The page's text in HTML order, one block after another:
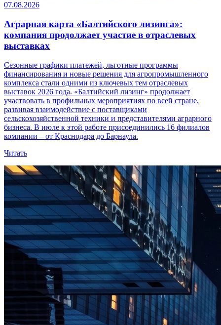
07.08.2026
Аграрная карта «Балтийского лизинга»:
компания продолжает участие в отраслевых
выставках
Сезонные графики платежей, льготные программы
финансирования и новые решения для агропромышленного
комплекса стали одними из ключевых тем отраслевых
выставок 2026 года. «Балтийский лизинг» продолжает
участвовать в профильных мероприятиях по всей стране,
развивая взаимодействие с поставщиками
сельскохозяйственной техники и представителями аграрного
бизнеса. В июле к этой работе присоединились 16 филиалов
компании – от Краснодара до Барнаула.
Читать